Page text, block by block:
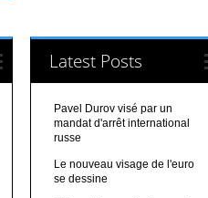
Latest Posts
Pavel Durov visé par un
mandat d'arrêt international
russe
Le nouveau visage de l'euro
se dessine